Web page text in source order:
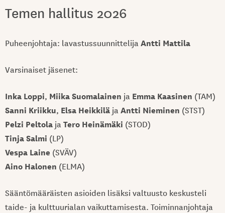
Temen hallitus 2026
Puheenjohtaja: lavastussuunnittelijaAntti Mattila
Varsinaiset jäsenet:
Inka Loppi, Miika Suomalainen ja Emma Kaasinen (TAM)
Sanni Kriikku, Elsa Heikkilä jaAntti Nieminen (STST)
Pelzi Peltola jaTero Heinämäki (STOD)
Tinja Salmi (LP)
Vespa Laine (SVÄV)
Aino Halonen (ELMA)
Sääntömääräisten asioiden lisäksi valtuusto keskusteli
taide- ja kulttuurialan vaikuttamisesta. Toiminnanjohtaja